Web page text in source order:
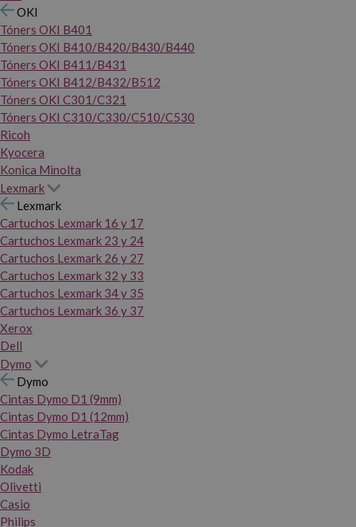
OKI
Tóners OKI B401
Tóners OKI B410/B420/B430/B440
Tóners OKI B411/B431
Tóners OKI B412/B432/B512
Tóners OKI C301/C321
Tóners OKI C310/C330/C510/C530
Ricoh
Kyocera
Konica Minolta
Lexmark
Lexmark
Cartuchos Lexmark 16 y 17
Cartuchos Lexmark 23 y 24
Cartuchos Lexmark 26 y 27
Cartuchos Lexmark 32 y 33
Cartuchos Lexmark 34 y 35
Cartuchos Lexmark 36 y 37
Xerox
Dell
Dymo
Dymo
Cintas Dymo D1 (9mm)
Cintas Dymo D1 (12mm)
Cintas Dymo LetraTag
Dymo 3D
Kodak
Olivetti
Casio
Philips